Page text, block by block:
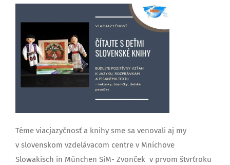
Téme viacjazyčnosť a knihy sme sa venovali aj my
v slovenskom vzdelávacom centre v Mníchove
Slowakisch in München SiM- Zvonček v prvom štvrťroku